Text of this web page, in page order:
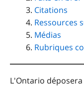
Citations
Ressources
Médias
Rubriques
L'Ontario